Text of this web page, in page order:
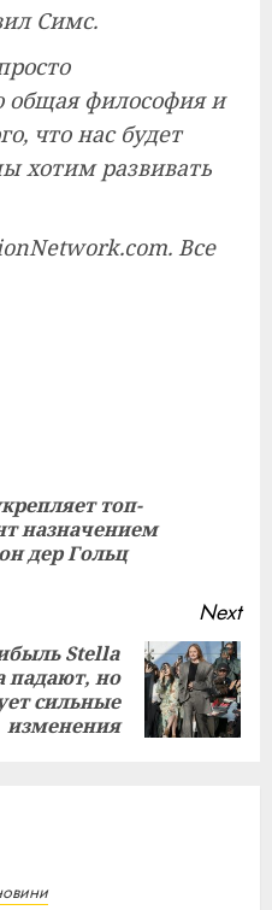
Симс.
общая философия и
что нас будет
хотим развивать
Все
топ-
назначением
дер Гольц
Next
Stella
падают, но
сильные
изменения